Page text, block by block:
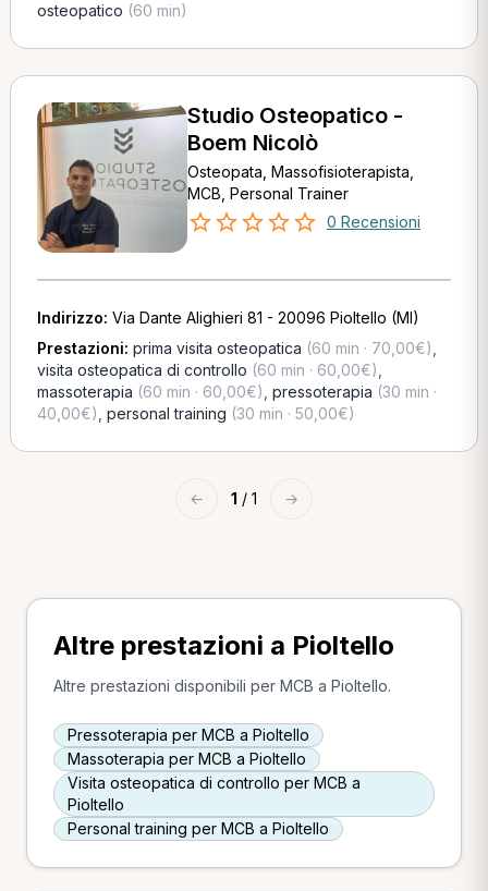
osteopatico (60 min)
Studio Osteopatico -
Boem Nicolò
Osteopata, Massofisioterapista,
MCB, Personal Trainer
0 Recensioni
Indirizzo: Via Dante Alighieri 81 - 20096 Pioltello (MI)
Prestazioni: prima visita osteopatica (60 min · 70,00€)
visita osteopatica di controllo (60 min · 60,00€)
massoterapia (60 min · 60,00€) pressoterapia (30 min ·
40,00€) personal training (30 min · 50,00€)
← 1 / 1 →
Altre prestazioni a Pioltello
Altre prestazioni disponibili per MCB a Pioltello.
Pressoterapia per MCB a Pioltello
Massoterapia per MCB a Pioltello
Visita osteopatica di controllo per MCB a
Pioltello
Personal training per MCB a Pioltello